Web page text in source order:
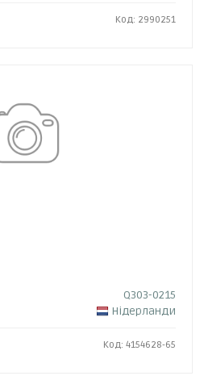
Код: 2990251
Q303-0215
Нідерланди
Код: 4154628-65